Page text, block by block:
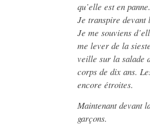
qu’elle est en panne.
Je transpire devant
Je me souviens
me lever de la
veille sur la salade
corps de dix ans.
encore étroites.
Maintenant devant
garçons.